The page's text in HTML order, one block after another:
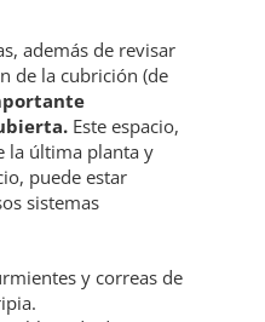
además de revisar
de la cubrición (de
Este espacio,
la última planta y
puede estar
sistemas
y correas de